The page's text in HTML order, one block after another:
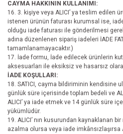
CAYMA HAKKININ KULLANIMI:
16. 3. kişiye veya ALICI’ ya teslim edilen
istenen ürünün faturası kurumsal ise,
olduğu iade faturası ile gönderilmesi
adına düzenlenen sipariş iadeleri İADE
tamamlanamayacaktır.)
17. İade formu, İade edilecek ürünlerin
aksesuarları ile eksiksiz ve hasarsız
İADE KOŞULLARI:
18. SATICI, cayma bildiriminin kendisine
günlük süre içerisinde toplam bedeli ve
ALICI’ ya iade etmek ve 14 günlük süre
yükümlüdür.
19. ALICI’ nın kusurundan kaynaklanan
azalma olursa veya iade imkânsızlaşırsa